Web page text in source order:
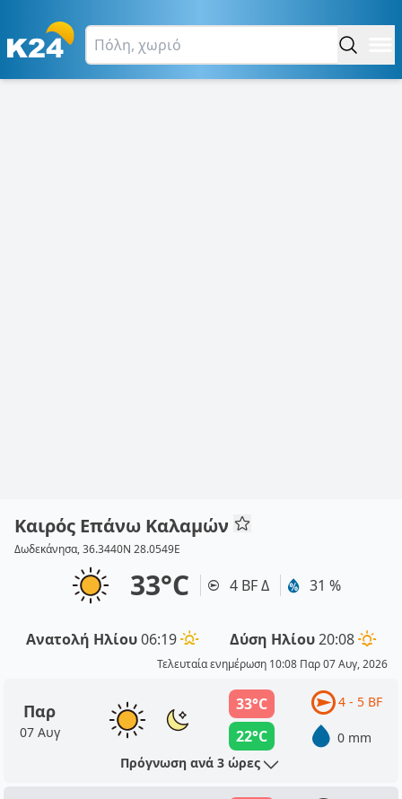
Καιρός Επάνω Καλαμών
Δωδεκάνησα, 36.3440N 28.0549E
33°C 4 BF Δ 31 %
Ανατολή Ηλίου06:19 Δύση Ηλίου20:08
Τελευταία ενημέρωση 10:08 Παρ 07 Αυγ, 2026
Παρ
07 Αυγ
33°C
22°C
4 - 5 BF
0 mm
Πρόγνωση ανά 3 ώρες